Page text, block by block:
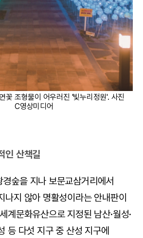
꽃 조형물이 어우러진 '빛누리정원'. 사진
C영상미디어
인 산책길
숲을 지나 보문교삼거리에서
나지 않아 명활성이라는 안내판이
계문화유산으로 지정된 남산·월성·
등 다섯 지구 중 산성 지구에